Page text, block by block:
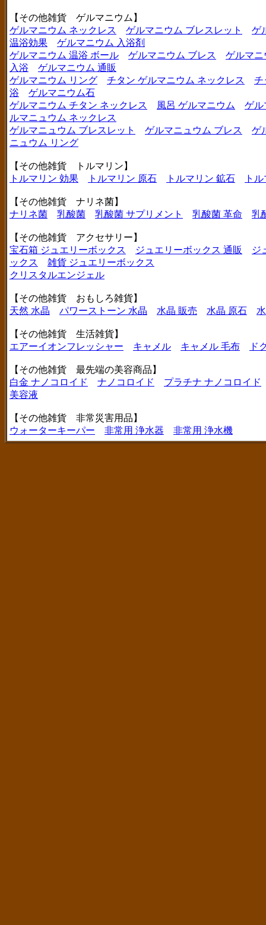
【その他雑貨 ゲルマニウム】
ゲルマニウム ネックレス
ゲルマニウム ブレスレット
ゲ
温浴効果
ゲルマニウム 入浴剤
ゲルマニウム 温浴 ボール
ゲルマニウム ブレス
ゲルマニ
入浴
ゲルマニウム 通販
ゲルマニウム リング
チタン ゲルマニウム ネックレス
チ
浴
ゲルマニウム石
ゲルマニウム チタン ネックレス
風呂 ゲルマニウム
ゲル
ルマニュウム ネックレス
ゲルマニュウム ブレスレット
ゲルマニュウム ブレス
ゲ
ニュウム リング
【その他雑貨 トルマリン】
トルマリン 効果
トルマリン 原石 トルマリン 鉱石 ト
【その他雑貨 ナリネ菌】
ナリネ菌
乳酸菌 乳酸菌 サプリメント 乳酸菌 革命 乳
【その他雑貨 アクセサリー】
宝石箱 ジュエリーボックス
ジュエリーボックス 通販
ジ
ックス
雑貨 ジュエリーボックス
クリスタルエンジェル
【その他雑貨 おもしろ雑貨】
天然 水晶
パワーストーン 水晶 水晶 販売 水晶 原石
【その他雑貨 生活雑貨】
エアーイオンフレッシャー
キャメル キャメル 毛布 ド
【その他雑貨 最先端の美容商品】
白金 ナノコロイド
ナノコロイド
プラチナ ナノコロイド
美容液
【その他雑貨 非常災害用品】
ウォーターキーパー
非常用 浄水器 非常用 浄水機